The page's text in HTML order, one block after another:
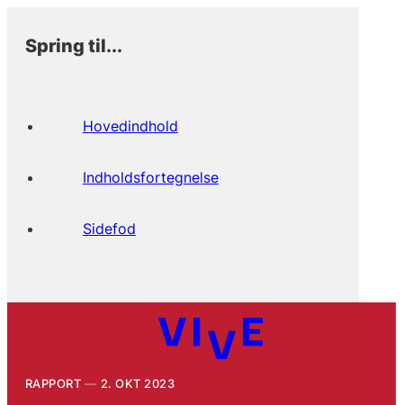
Spring til...
Hovedindhold
Indholdsfortegnelse
Sidefod
RAPPORT 2. OKT 2023